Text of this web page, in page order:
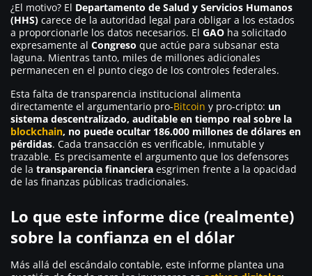
¿El motivo? El Departamento de Salud y Servicios Humanos
(HHS) carece de la autoridad legal para obligar a los estados
a proporcionarle los datos necesarios. El GAO ha solicitado
expresamente al Congreso que actúe para subsanar esta
laguna. Mientras tanto, miles de millones adicionales
permanecen en el punto ciego de los controles federales.
Esta falta de transparencia institucional alimenta
directamente el argumentario pro-Bitcoin y pro-cripto: un
sistema descentralizado, auditable en tiempo real sobre la
blockchain, no puede ocultar 186.000 millones de dólares en
pérdidas. Cada transacción es verificable, inmutable y
trazable. Es precisamente el argumento que los defensores
de la transparencia financiera esgrimen frente a la opacidad
de las finanzas públicas tradicionales.
Lo que este informe dice (realmente)
sobre la confianza en el dólar
Más allá del escándalo contable, este informe plantea una